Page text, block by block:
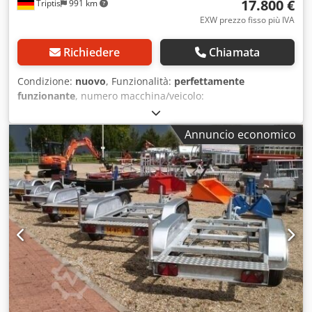
Triptis 991 km 17.800 €
EXW prezzo fisso più IVA
Richiedere Chiamata
Condizione: nuovo, Funzionalità: perfettamente
funzionante, numero macchina/veicolo:
, peso a vuoto:
massimo di carico:2.300 kg, peso complessivo:3.800 kg,
configurazione degli assi:1 asse, lunghezza spazio di
carico:2.000 mm, altezza vano di carico:1.000 mm,
lunghezza totale:4.300 mm, larghezza totale:2.460 mm,
sospensione:acciaio, dimensione degli pneumatici:235/75
R17,5", condizione degli pneumatici:100 percentuale,
colore:verde, disponibili più unità Rimorchio container
monoasse Tipo EPS 38 per struttura gruppo elettrogeno
diesel Telaio rimorchio monoasse Struttura saldata in
acciaio fine-grana Fissaggio del gruppo tramite
imbullonatura Ruotino d’appoggio anteriore rinforzato,
regolabile in lunghezza meccanicamente e ripiegabile
verso il basso 1 coppia di piedi di supporto posteriori a 2
Annuncio economico